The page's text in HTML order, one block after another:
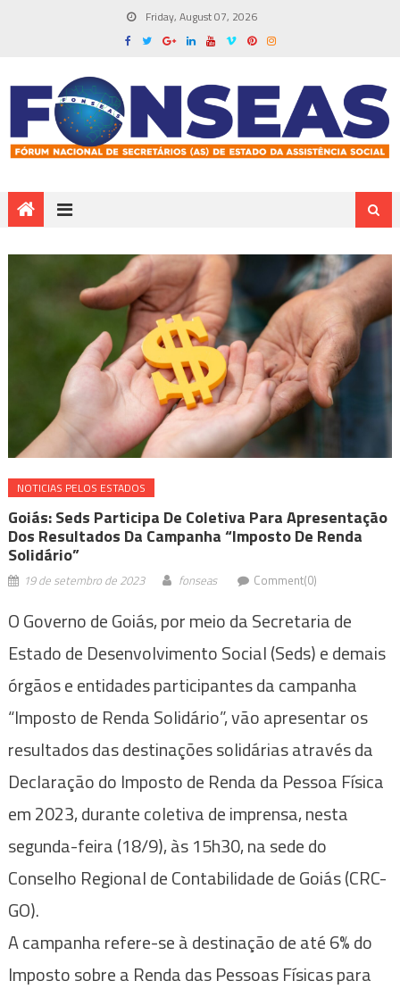
Friday, August 07, 2026
NOTICIAS PELOS ESTADOS
Goiás: Seds Participa De Coletiva Para Apresentação
Dos Resultados Da Campanha “Imposto De Renda
Solidário”
19 de setembro de 2023 fonseas Comment(0)
O Governo de Goiás, por meio da Secretaria de
Estado de Desenvolvimento Social (Seds) e demais
órgãos e entidades participantes da campanha
“Imposto de Renda Solidário”, vão apresentar os
resultados das destinações solidárias através da
Declaração do Imposto de Renda da Pessoa Física
em 2023, durante coletiva de imprensa, nesta
segunda-feira (18/9), às 15h30, na sede do
Conselho Regional de Contabilidade de Goiás (CRC-
GO).
A campanha refere-se à destinação de até 6% do
Imposto sobre a Renda das Pessoas Físicas para